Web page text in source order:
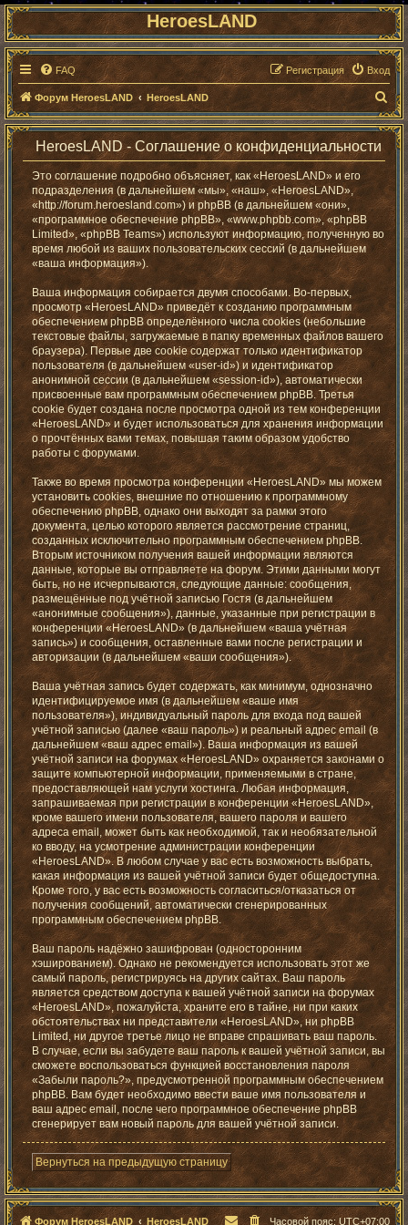
HeroesLAND
FAQ Вход
Регистрация
Форум HeroesLAND HeroesLAND
П
о
и
к
HeroesLAND - Соглашение о конфиденциальности
Это соглашение подробно объясняет, как «HeroesLAND» и его
подразделения (в дальнейшем «мы», «наш», «HeroesLAND»,
«http://forum.heroesland.com») и phpBB (в дальнейшем «они»,
«программное обеспечение phpBB», «www.phpbb.com», «phpBB
Limited», «phpBB Teams») используют информацию, полученную во
время любой из ваших пользовательских сессий (в дальнейшем
«ваша информация»).
Ваша информация собирается двумя способами. Во-первых,
просмотр «HeroesLAND» приведёт к созданию программным
обеспечением phpBB определённого числа cookies (небольшие
текстовые файлы, загружаемые в папку временных файлов вашего
браузера). Первые две cookie содержат только идентификатор
пользователя (в дальнейшем «user-id») и идентификатор
анонимной сессии (в дальнейшем «session-id»), автоматически
присвоенные вам программным обеспечением phpBB. Третья
cookie будет создана после просмотра одной из тем конференции
«HeroesLAND» и будет использоваться для хранения информации
о прочтённых вами темах, повышая таким образом удобство
работы с форумами.
Также во время просмотра конференции «HeroesLAND» мы можем
установить cookies, внешние по отношению к программному
обеспечению phpBB, однако они выходят за рамки этого
документа, целью которого является рассмотрение страниц,
созданных исключительно программным обеспечением phpBB.
Вторым источником получения вашей информации являются
данные, которые вы отправляете на форум. Этими данными могут
быть, но не исчерпываются, следующие данные: сообщения,
размещённые под учётной записью Гостя (в дальнейшем
«анонимные сообщения»), данные, указанные при регистрации в
конференции «HeroesLAND» (в дальнейшем «ваша учётная
запись») и сообщения, оставленные вами после регистрации и
авторизации (в дальнейшем «ваши сообщения»).
Ваша учётная запись будет содержать, как минимум, однозначно
идентифицируемое имя (в дальнейшем «ваше имя
пользователя»), индивидуальный пароль для входа под вашей
учётной записью (далее «ваш пароль») и реальный адрес email (в
дальнейшем «ваш адрес email»). Ваша информация из вашей
учётной записи на форумах «HeroesLAND» охраняется законами о
защите компьютерной информации, применяемыми в стране,
предоставляющей нам услуги хостинга. Любая информация,
запрашиваемая при регистрации в конференции «HeroesLAND»,
кроме вашего имени пользователя, вашего пароля и вашего
адреса email, может быть как необходимой, так и необязательной
ко вводу, на усмотрение администрации конференции
«HeroesLAND». В любом случае у вас есть возможность выбрать,
какая информация из вашей учётной записи будет общедоступна.
Кроме того, у вас есть возможность согласиться/отказаться от
получения сообщений, автоматически сгенерированных
программным обеспечением phpBB.
Ваш пароль надёжно зашифрован (односторонним
хэшированием). Однако не рекомендуется использовать этот же
самый пароль, регистрируясь на других сайтах. Ваш пароль
является средством доступа к вашей учётной записи на форумах
«HeroesLAND», пожалуйста, храните его в тайне, ни при каких
обстоятельствах ни представители «HeroesLAND», ни phpBB
Limited, ни другое третье лицо не вправе спрашивать ваш пароль.
В случае, если вы забудете ваш пароль к вашей учётной записи, вы
сможете воспользоваться функцией восстановления пароля
«Забыли пароль?», предусмотренной программным обеспечением
phpBB. Вам будет необходимо ввести ваше имя пользователя и
ваш адрес email, после чего программное обеспечение phpBB
сгенерирует вам новый пароль для вашей учётной записи.
Вернуться на предыдущую страницу
Форум HeroesLAND HeroesLAND Часовой пояс:UTC+07:00